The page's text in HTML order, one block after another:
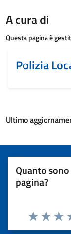
A cura di
Questa pagina è
Polizia
Ultimo
Quanto
pagina?
Valuta 2
Valuta 1